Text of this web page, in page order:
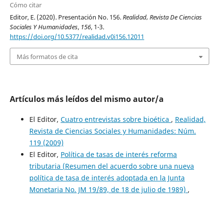
Cómo citar
Editor, E. (2020). Presentación No. 156.Realidad, Revista De Ciencias
Sociales Y Humanidades, 156, 1-3.
https://doi.org/10.5377/realidad.v0i156.12011
Más formatos de cita
Artículos más leídos del mismo autor/a
El Editor, Cuatro entrevistas sobre bioética , Realidad,
Revista de Ciencias Sociales y Humanidades: Núm.
119 (2009)
El Editor, Política de tasas de interés reforma
tributaria (Resumen del acuerdo sobre una nueva
política de tasa de interés adoptada en la Junta
Monetaria No. JM 19/89, de 18 de julio de 1989) ,